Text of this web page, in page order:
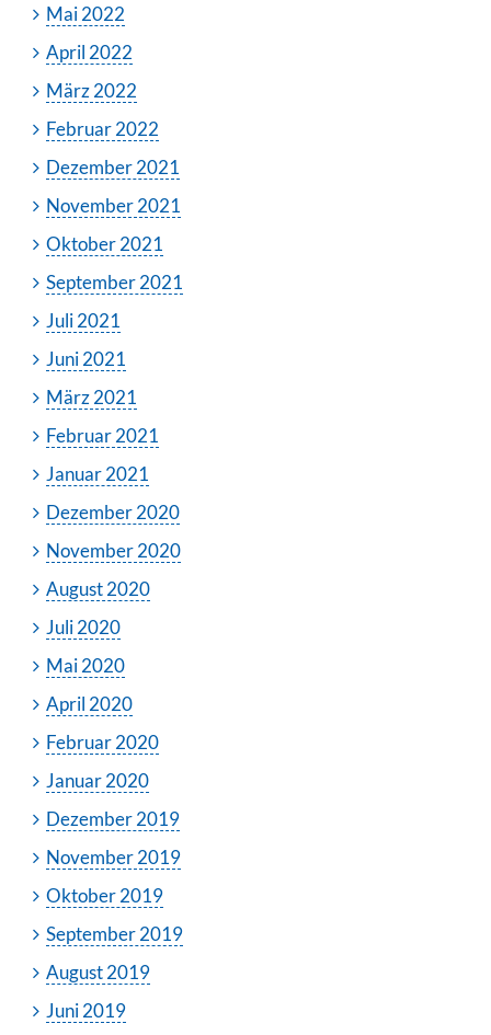
Mai 2022
April 2022
März 2022
Februar 2022
Dezember 2021
November 2021
Oktober 2021
September 2021
Juli 2021
Juni 2021
März 2021
Februar 2021
Januar 2021
Dezember 2020
November 2020
August 2020
Juli 2020
Mai 2020
April 2020
Februar 2020
Januar 2020
Dezember 2019
November 2019
Oktober 2019
September 2019
August 2019
Juni 2019